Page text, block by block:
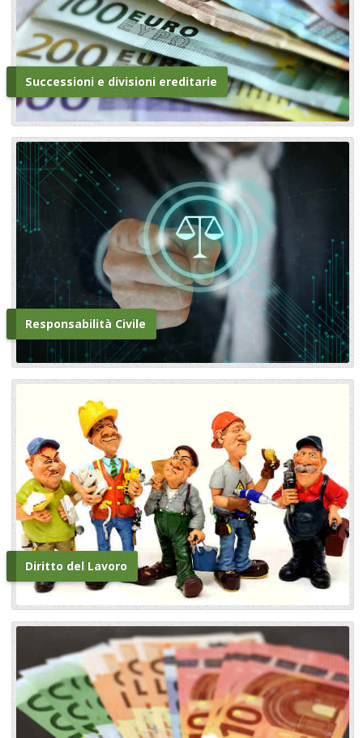
Successioni e divisioni ereditarie
Responsabilità Civile
Diritto del Lavoro